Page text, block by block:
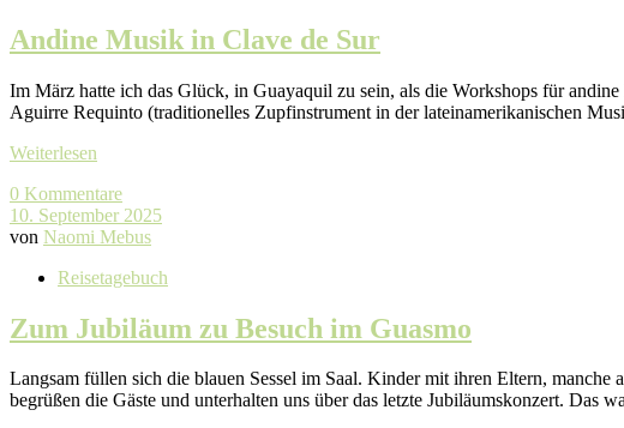
Andine Musik in Clave de Sur
Im März hatte ich das Glück, in Guayaquil zu sein, als die Workshops für
Aguirre Requinto (traditionelles Zupfinstrument in der lateinamerikanischen
Weiterlesen
0 Kommentare
10. September 2025
von Naomi Mebus
Reisetagebuch
Zum Jubiläum zu Besuch im Guasmo
Langsam füllen sich die blauen Sessel im Saal. Kinder mit ihren Eltern,
begrüßen die Gäste und unterhalten uns über das letzte Jubiläumskonzert. Das